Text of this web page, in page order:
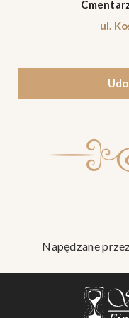
ul.
Napędzane